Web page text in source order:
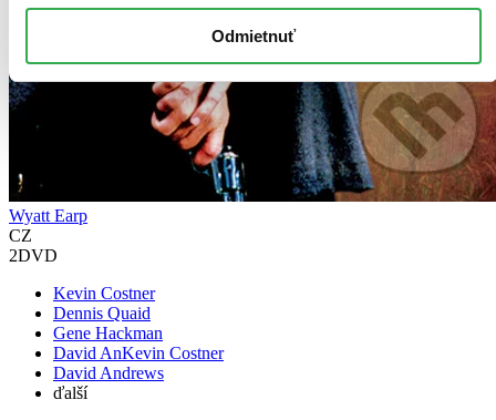
Odmietnuť
Wyatt Earp
CZ
2DVD
Kevin Costner
Dennis Quaid
Gene Hackman
David AnKevin Costner
David Andrews
ďalší